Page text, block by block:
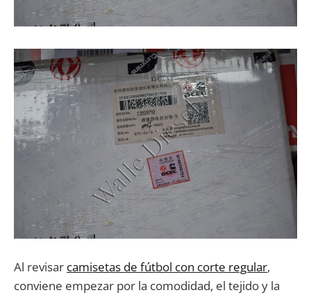
Al revisar camisetas de fútbol con corte regular,
conviene empezar por la comodidad, el tejido y la